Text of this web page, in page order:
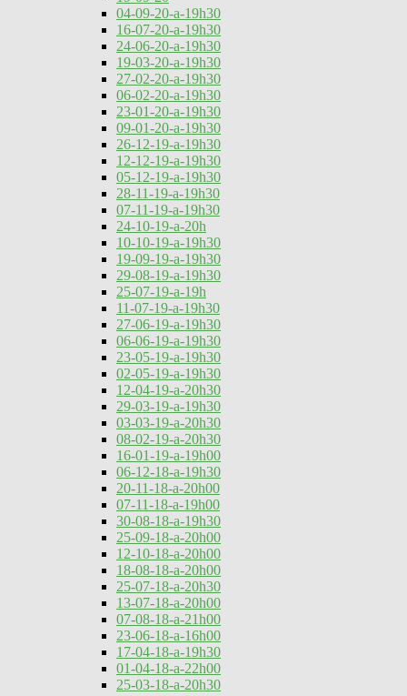
04-09-20-a-19h30
16-07-20-a-19h30
24-06-20-a-19h30
19-03-20-a-19h30
27-02-20-a-19h30
06-02-20-a-19h30
23-01-20-a-19h30
09-01-20-a-19h30
26-12-19-a-19h30
12-12-19-a-19h30
05-12-19-a-19h30
28-11-19-a-19h30
07-11-19-a-19h30
24-10-19-a-20h
10-10-19-a-19h30
19-09-19-a-19h30
29-08-19-a-19h30
25-07-19-a-19h
11-07-19-a-19h30
27-06-19-a-19h30
06-06-19-a-19h30
23-05-19-a-19h30
02-05-19-a-19h30
12-04-19-a-20h30
29-03-19-a-19h30
03-03-19-a-20h30
08-02-19-a-20h30
16-01-19-a-19h00
06-12-18-a-19h30
20-11-18-a-20h00
07-11-18-a-19h00
30-08-18-a-19h30
25-09-18-a-20h00
12-10-18-a-20h00
18-08-18-a-20h00
25-07-18-a-20h30
13-07-18-a-20h00
07-08-18-a-21h00
23-06-18-a-16h00
17-04-18-a-19h30
01-04-18-a-22h00
25-03-18-a-20h30